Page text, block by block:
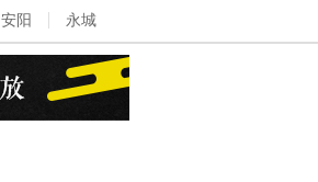
安阳 永城